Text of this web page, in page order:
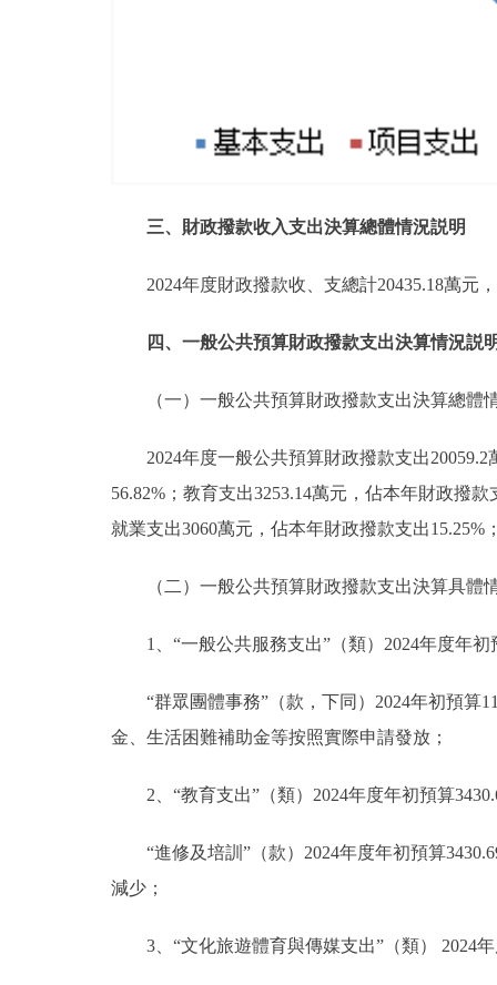
三、財政撥款收入支出決算總體情況説明
2024年度財政撥款收、支總計20435.18萬元
四、一般公共預算財政撥款支出決算情況説
（一）一般公共預算財政撥款支出決算總體
2024年度一般公共預算財政撥款支出
56.82%；教育支出3253.14萬元，佔本年財政撥
就業支出3060萬元，佔本年財政撥款支出
（二）一般公共預算財政撥款支出決算具體
1、“一般公共服務支出”（類）2024年度年
“群眾團體事務”（款，下同）2024年初預算
金、生活困難補助金等按照實際申請發放；
2、“教育支出”（類）2024年度年初預算
“進修及培訓”（款）2024年度年初預算
減少；
3、“文化旅遊體育與傳媒支出”（類） 2024